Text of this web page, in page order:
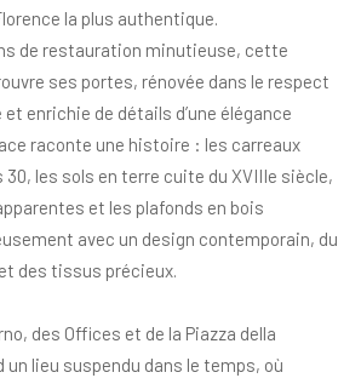
la plus authentique.
de restauration minutieuse, cette
ses portes, rénovée dans le respect
enrichie de détails d’une élégance
raconte une histoire : les carreaux
30, les sols en terre cuite du XVIIIe siècle,
et les plafonds en bois
avec un design contemporain, du
des tissus précieux.
des Offices et de la Piazza della
lieu suspendu dans le temps, où